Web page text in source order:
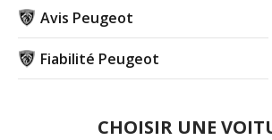
Avis Peugeot
Fiabilité Peugeot
CHOISIR UNE